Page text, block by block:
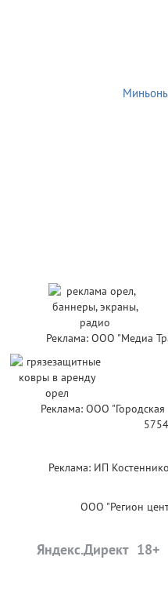
Реклама: ООО "Медиа
Реклама: ООО
Реклама: ИП
ООО "Регион
Яндекс.Директ